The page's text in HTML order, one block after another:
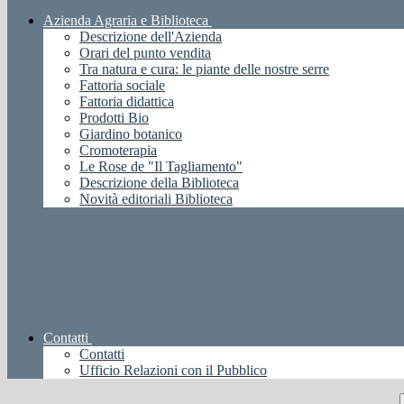
Azienda Agraria e Biblioteca
Descrizione dell'Azienda
Orari del punto vendita
Tra natura e cura: le piante delle nostre serre
Fattoria sociale
Fattoria didattica
Prodotti Bio
Giardino botanico
Cromoterapia
Le Rose de "Il Tagliamento"
Descrizione della Biblioteca
Novità editoriali Biblioteca
Contatti
Contatti
Ufficio Relazioni con il Pubblico